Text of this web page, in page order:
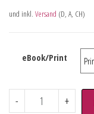
und inkl. Versand (D, A, CH)
eBook/Print
- +